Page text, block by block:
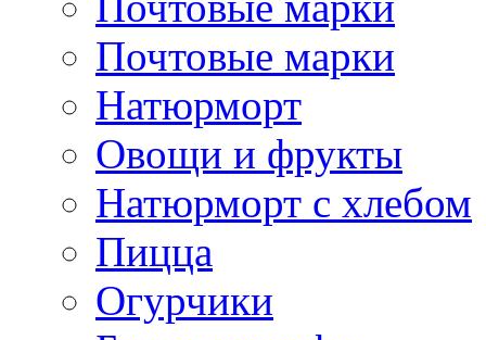
Почтовые марки
Натюрморт
Овощи и фрукты
Натюрморт с хлебом
Пицца
Огурчики